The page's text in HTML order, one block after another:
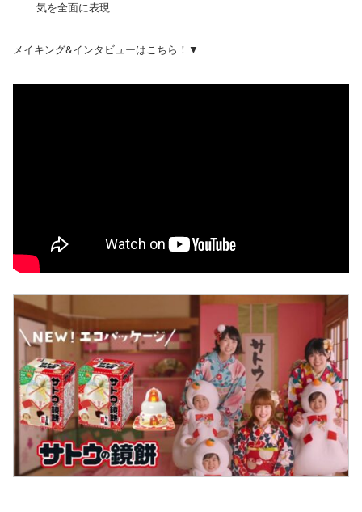
気を全面に表現
メイキング&インタビューはこちら！▼